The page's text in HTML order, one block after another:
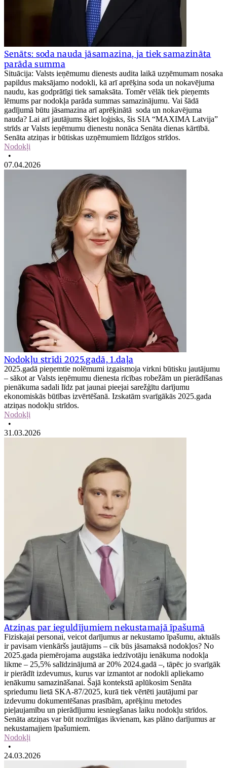
Senāts: soda nauda jāsamazina, ja tiek samazināta
parāda summa
Situācija: Valsts ieņēmumu dienests audita laikā uzņēmumam nosaka
papildus maksājamo nodokli, kā arī aprēķina soda un nokavējuma
naudu, kas godprātīgi tiek samaksāta. Tomēr vēlāk tiek pieņemts
lēmums par nodokļa parāda summas samazinājumu. Vai šādā
gadījumā būtu jāsamazina arī aprēķinātā soda un nokavējuma
nauda? Lai arī jautājums šķiet loģisks, šis SIA “MAXIMA Latvija”
strīds ar Valsts ieņēmumu dienestu nonāca Senāta dienas kārtībā.
Senāta atziņas ir būtiskas uzņēmumiem līdzīgos strīdos.
Nodokļi
•
07.04.2026
Nodokļu strīdi 2025.gadā, 1.daļa
2025.gadā pieņemtie nolēmumi izgaismoja virkni būtisku jautājumu
– sākot ar Valsts ieņēmumu dienesta rīcības robežām un pierādīšanas
pienākuma sadali līdz pat jaunai pieejai sarežģītu darījumu
ekonomiskās būtības izvērtēšanā. Izskatām svarīgākās 2025.gada
atziņas nodokļu strīdos.
Nodokļi
•
31.03.2026
Atziņas par ieguldījumiem nekustamajā īpašumā
Fiziskajai personai, veicot darījumus ar nekustamo īpašumu, aktuāls
ir pavisam vienkāršs jautājums – cik būs jāsamaksā nodokļos? No
2025.gada piemērojama augstāka iedzīvotāju ienākuma nodokļa
likme – 25,5% salīdzinājumā ar 20% 2024.gadā –, tāpēc jo svarīgāk
ir pierādīt izdevumus, kurus var izmantot ar nodokli apliekamo
ienākumu samazināšanai. Šajā kontekstā aplūkosim Senāta
spriedumu lietā SKA‑87/2025, kurā tiek vērtēti jautājumi par
izdevumu dokumentēšanas prasībām, aprēķinu metodes
pieļaujamību un pierādījumu iesniegšanas laiku nodokļu strīdos.
Senāta atziņas var būt nozīmīgas ikvienam, kas plāno darījumus ar
nekustamajiem īpašumiem.
Nodokļi
•
24.03.2026